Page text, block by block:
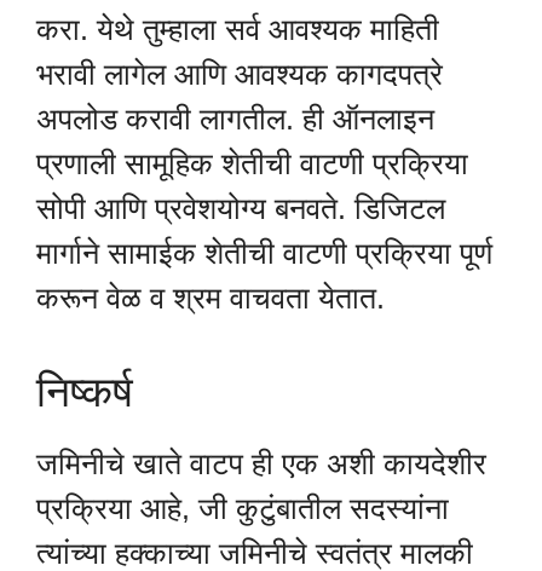
करा. येथे तुम्हाला सर्व आवश्यक माहिती
भरावी लागेल आणि आवश्यक कागदपत्रे
अपलोड करावी लागतील. ही ऑनलाइन
प्रणाली सामूहिक शेतीची वाटणी प्रक्रिया
सोपी आणि प्रवेशयोग्य बनवते. डिजिटल
मार्गाने सामाईक शेतीची वाटणी प्रक्रिया पूर्ण
करून वेळ व श्रम वाचवता येतात.
निष्कर्ष
जमिनीचे खाते वाटप ही एक अशी कायदेशीर
प्रक्रिया आहे, जी कुटुंबातील सदस्यांना
त्यांच्या हक्काच्या जमिनीचे स्वतंत्र मालकी